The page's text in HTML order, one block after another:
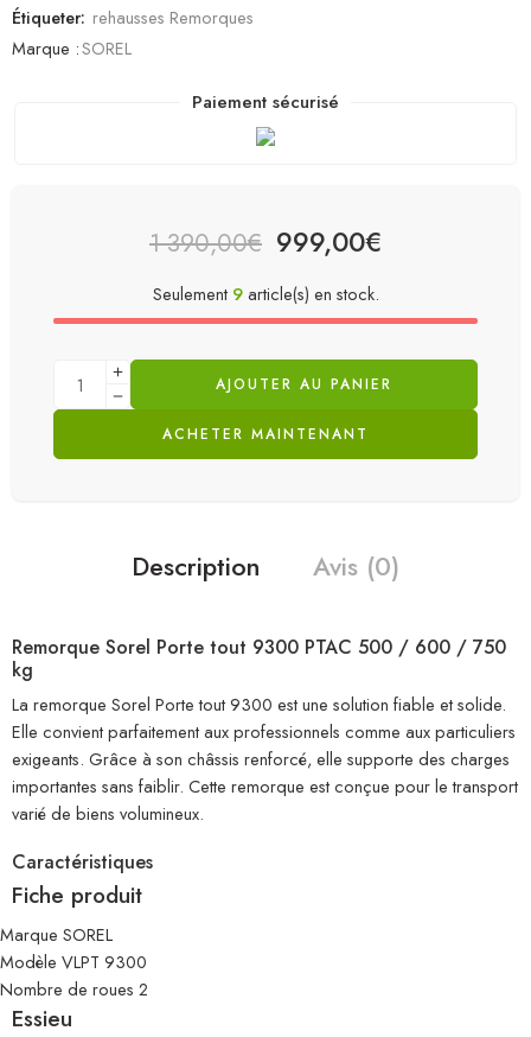
Étiqueter: rehausses Remorques
Marque :SOREL
Paiement sécurisé
1 390,00€ 999,00€
Seulement 9article(s) en stock.
AJOUTER AU PANIER
ACHETER MAINTENANT
Description Avis (0)
Remorque Sorel Porte tout 9300 PTAC 500 / 600 / 750
kg
La remorque Sorel Porte tout 9300 est une solution fiable et solide.
Elle convient parfaitement aux professionnels comme aux particuliers
exigeants. Grâce à son châssis renforcé, elle supporte des charges
importantes sans faiblir. Cette remorque est conçue pour le transport
varié de biens volumineux.
Caractéristiques
Fiche produit
Marque SOREL
Modèle VLPT 9300
Nombre de roues 2
Essieu